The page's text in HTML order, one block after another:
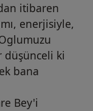
itibaren
enerjisiyle,
düşünceli ki
bana
Bey'i